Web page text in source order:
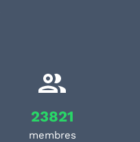
23821
membres